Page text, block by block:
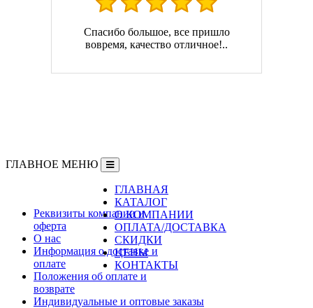
Спасибо большое, все пришло
вовремя, качество отличное!..
ГЛАВНОЕ МЕНЮ
ГЛАВНАЯ
КАТАЛОГ
О КОМПАНИИ
ОПЛАТА/ДОСТАВКА
СКИДКИ
ЦЕНЫ
КОНТАКТЫ
Реквизиты компании и
оферта
О нас
Информация о доставке и
оплате
Положения об оплате и
возврате
Индивидуальные и оптовые заказы